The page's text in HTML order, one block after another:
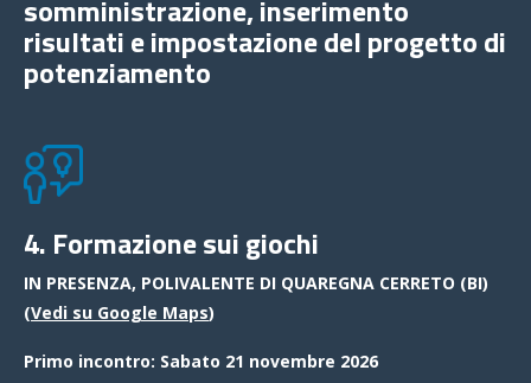
somministrazione, inserimento
risultati e impostazione del progetto di
potenziamento
4. Formazione sui giochi
IN PRESENZA, POLIVALENTE DI QUAREGNA CERRETO (BI)
(Vedi su Google Maps)
Primo incontro: Sabato 21 novembre 2026